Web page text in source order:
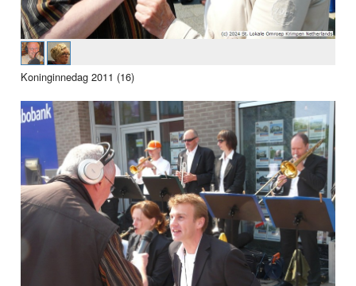
Koninginnedag 2011 (16)